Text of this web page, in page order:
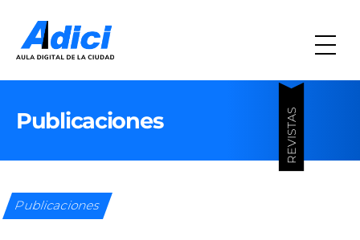
Publicaciones REVISTAS
Publicaciones